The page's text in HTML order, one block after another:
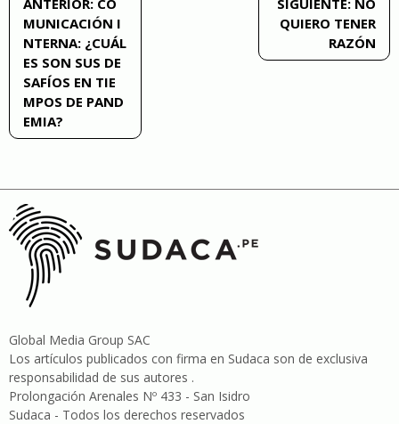
de
entradas
ANTERIOR: CO
MUNICACIÓN I
NTERNA: ¿CUÁL
ES SON SUS DE
SAFÍOS EN TIE
MPOS DE PAND
EMIA?
SIGUIENTE: NO
QUIERO TENER
RAZÓN
Global Media Group SAC
Los artículos publicados con firma en Sudaca son de exclusiva
responsabilidad de sus autores .
Prolongación Arenales Nº 433 - San Isidro
Sudaca - Todos los derechos reservados